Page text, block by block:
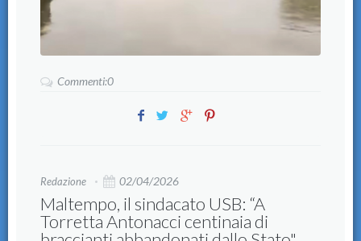
Commenti:0
Redazione 02/04/2026
Maltempo, il sindacato USB: “A
Torretta Antonacci centinaia di